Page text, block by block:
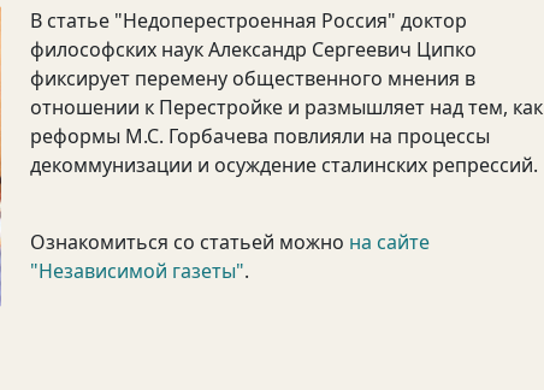
В статье "Недоперестроенная Россия" доктор
философских наук Александр Сергеевич Ципко
фиксирует перемену общественного мнения в
отношении к Перестройке и размышляет над тем, как
реформы М.С. Горбачева повлияли на процессы
декоммунизации и осуждение сталинских репрессий.
Ознакомиться со статьей можно на сайте
"Независимой газеты".